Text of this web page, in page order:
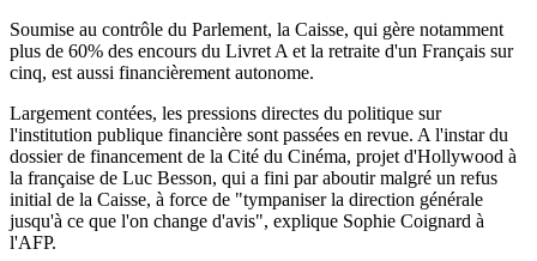
Soumise au contrôle du Parlement, la Caisse, qui gère notamment
plus de 60% des encours du Livret A et la retraite d'un Français sur
cinq, est aussi financièrement autonome.
Largement contées, les pressions directes du politique sur
l'institution publique financière sont passées en revue. A l'instar du
dossier de financement de la Cité du Cinéma, projet d'Hollywood à
la française de Luc Besson, qui a fini par aboutir malgré un refus
initial de la Caisse, à force de "tympaniser la direction générale
jusqu'à ce que l'on change d'avis", explique Sophie Coignard à
l'AFP.